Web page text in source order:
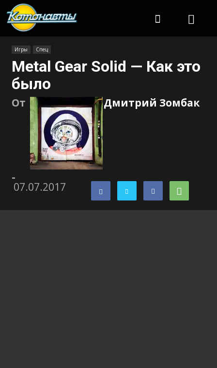
Игры Спец
Metal Gear Solid — Как это
было
От Дмитрий Зомбак
-
07.07.2017